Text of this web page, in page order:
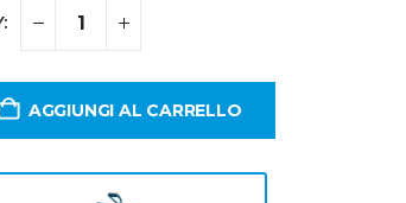
AGGIUNGI AL CARRELLO